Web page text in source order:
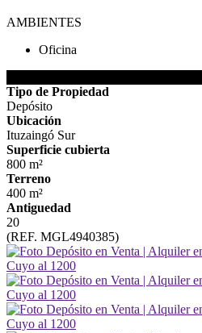
AMBIENTES
Oficina
Tipo de Propiedad
Depósito
Ubicación
Ituzaingó Sur
Superficie cubierta
800 m²
Terreno
400 m²
Antiguedad
20
(REF. MGL4940385)